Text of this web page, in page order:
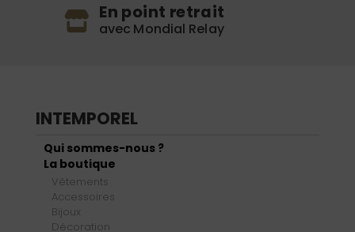
En point retrait
avec Mondial Relay
INTEMPOREL
Qui sommes-nous ?
La boutique
Vêtements
Accessoires
Bijoux
Décoration